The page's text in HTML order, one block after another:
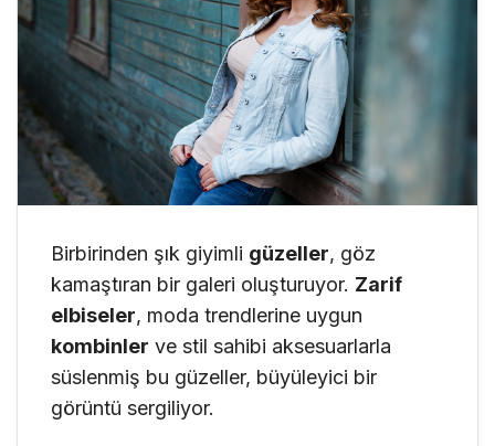
Birbirinden şık giyimli güzeller, göz
kamaştıran bir galeri oluşturuyor. Zarif
elbiseler, moda trendlerine uygun
kombinler ve stil sahibi aksesuarlarla
süslenmiş bu güzeller, büyüleyici bir
görüntü sergiliyor.